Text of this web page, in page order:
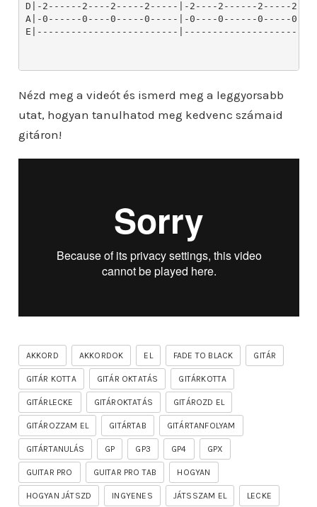
Nézd meg a videót és ismerd meg a leggyorsabb
utat, hogyan tanulhatod meg kedvenc számaid
gitáron!
AKKORD AKKORDOK EL FADE TO BLACK GITÁR
GITÁR KOTTA GITÁR OKTATÁS GITÁRKOTTA
GITÁRLECKE GITÁROKTATÁS GITÁROZD EL
GITÁROZZAM EL GITÁRTAB GITÁRTANFOLYAM
GITÁRTANULÁS GP GP3 GP4 GPX
GUITAR PRO GUITAR PRO TAB HOGYAN
HOGYAN JÁTSZD INGYENES JÁTSSZAM EL LECKE